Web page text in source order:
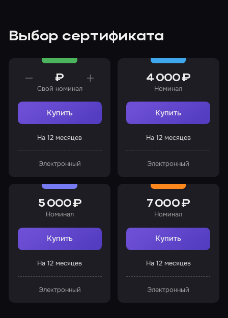
Выбор сертификата
₽
Свой номинал
Купить
На 12 месяцев
Электронный
4 000 ₽
Номинал
Купить
На 12 месяцев
Электронный
5 000 ₽
Номинал
Купить
На 12 месяцев
Электронный
7 000 ₽
Номинал
Купить
На 12 месяцев
Электронный